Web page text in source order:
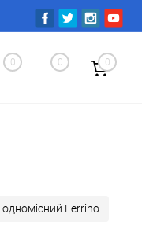
0 0 0
Ferrino